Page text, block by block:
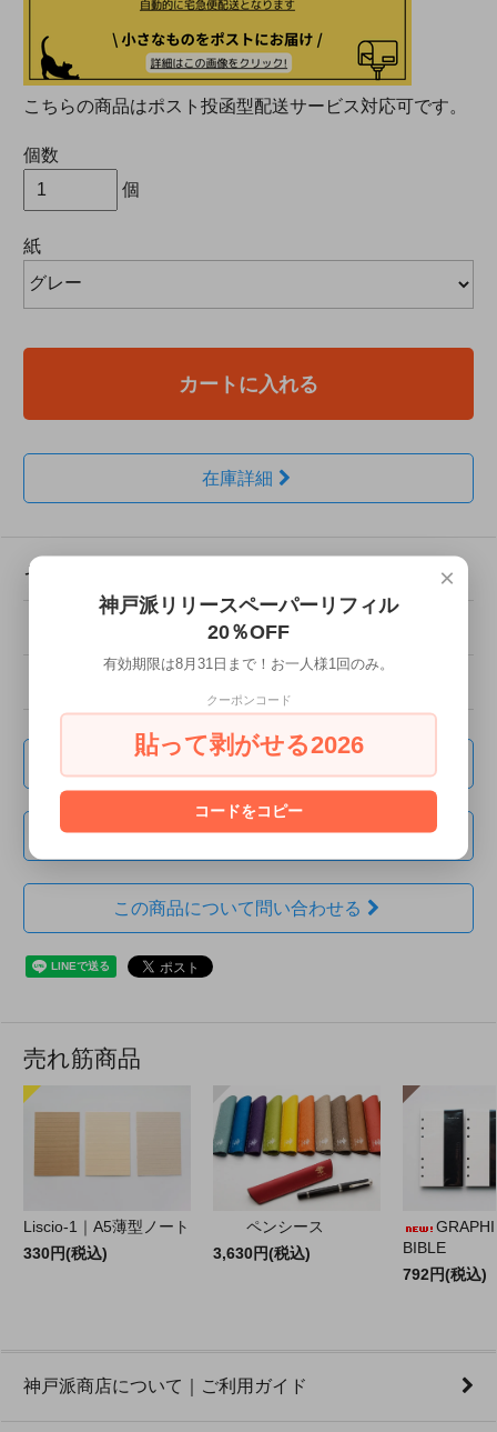
こちらの商品はポスト投函型配送サービス対応可です。
個数
個
紙
カートに入れる
在庫詳細
その他の詳細情報
支払い・配送について
返品について
この商品について問い合わせる
売れ筋商品
Liscio-1｜A5薄型ノート
330円(税込)
ペンシース
3,630円(税込)
BIBLE
792円(税込)
神戸派商店について｜ご利用ガイド
×
神戸派リリースペーパーリフィル
20％OFF
有効期限は8月31日まで！お一人様1回のみ。
クーポンコード
貼って剥がせる2026
コードをコピー